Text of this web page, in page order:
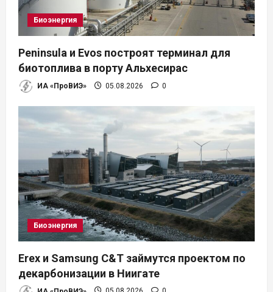
Биоэнергия
Peninsula и Evos построят терминал для
биотоплива в порту Альхесирас
ИА «ПроВИЭ» 05.08.2026 0
Биоэнергия
Erex и Samsung C&T займутся проектом по
декарбонизации в Ниигате